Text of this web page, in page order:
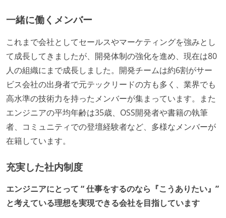
一緒に働くメンバー
これまで会社としてセールスやマーケティングを強みとし
て成長してきましたが、開発体制の強化を進め、現在は80
人の組織にまで成長しました。開発チームは約6割がサー
ビス会社の出身者で元テックリードの方も多く、業界でも
高水準の技術力を持ったメンバーが集まっています。また
エンジニアの平均年齢は35歳、OSS開発者や書籍の執筆
者、コミュニティでの登壇経験者など、多様なメンバーが
在籍しています。
充実した社内制度
エンジニアにとって “ 仕事をするのなら『こうありたい』”
と考えている理想を実現できる会社を目指しています